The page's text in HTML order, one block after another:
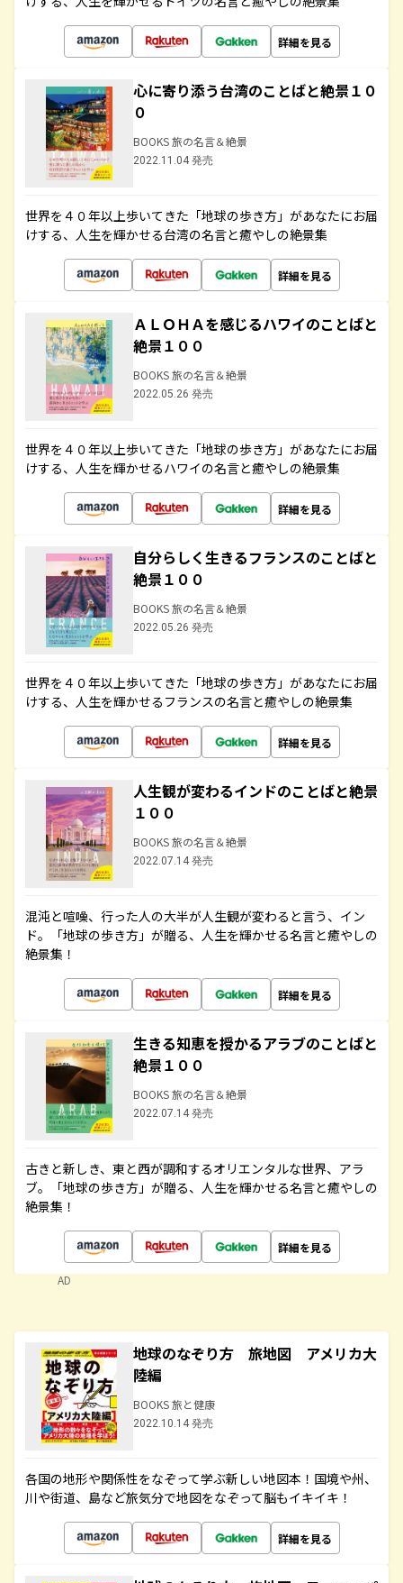
詳細を見る
心に寄り添う台湾のことばと絶景１０
０
BOOKS 旅の名言＆絶景
2022.11.04 発売
世界を４０年以上歩いてきた「地球の歩き方」があなたにお届
けする、人生を輝かせる台湾の名言と癒やしの絶景集
詳細を見る
ＡＬＯＨＡを感じるハワイのことばと
絶景１００
BOOKS 旅の名言＆絶景
2022.05.26 発売
世界を４０年以上歩いてきた「地球の歩き方」があなたにお届
けする、人生を輝かせるハワイの名言と癒やしの絶景集
詳細を見る
自分らしく生きるフランスのことばと
絶景１００
BOOKS 旅の名言＆絶景
2022.05.26 発売
世界を４０年以上歩いてきた「地球の歩き方」があなたにお届
けする、人生を輝かせるフランスの名言と癒やしの絶景集
詳細を見る
人生観が変わるインドのことばと絶景
１００
BOOKS 旅の名言＆絶景
2022.07.14 発売
混沌と喧噪、行った人の大半が人生観が変わると言う、イン
ド。「地球の歩き方」が贈る、人生を輝かせる名言と癒やしの
絶景集！
詳細を見る
生きる知恵を授かるアラブのことばと
絶景１００
BOOKS 旅の名言＆絶景
2022.07.14 発売
古きと新しき、東と西が調和するオリエンタルな世界、アラ
ブ。「地球の歩き方」が贈る、人生を輝かせる名言と癒やしの
絶景集！
詳細を見る
AD
地球のなぞり方 旅地図 アメリカ大
陸編
BOOKS 旅と健康
2022.10.14 発売
各国の地形や関係性をなぞって学ぶ新しい地図本！国境や州、
川や街道、島など旅気分で地図をなぞって脳もイキイキ！
詳細を見る